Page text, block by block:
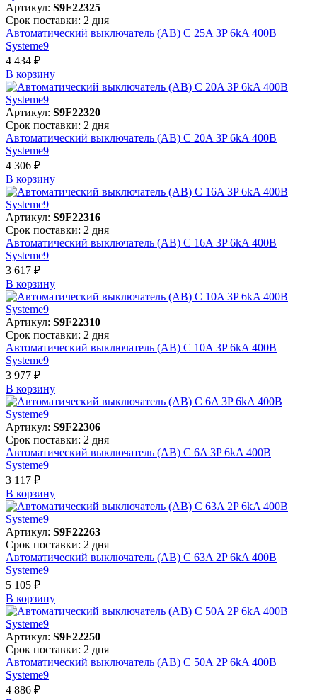
Артикул: S9F22325
Срок поставки: 2 дня
Автоматический выключатель (АВ) C 25A 3P 6kA 400В
Systeme9
4 434 ₽
В корзинy
Артикул: S9F22320
Срок поставки: 2 дня
Автоматический выключатель (АВ) C 20A 3P 6kA 400В
Systeme9
4 306 ₽
В корзинy
Артикул: S9F22316
Срок поставки: 2 дня
Автоматический выключатель (АВ) C 16A 3P 6kA 400В
Systeme9
3 617 ₽
В корзинy
Артикул: S9F22310
Срок поставки: 2 дня
Автоматический выключатель (АВ) C 10A 3P 6kA 400В
Systeme9
3 977 ₽
В корзинy
Артикул: S9F22306
Срок поставки: 2 дня
Автоматический выключатель (АВ) C 6A 3P 6kA 400В
Systeme9
3 117 ₽
В корзинy
Артикул: S9F22263
Срок поставки: 2 дня
Автоматический выключатель (АВ) C 63A 2P 6kA 400В
Systeme9
5 105 ₽
В корзинy
Артикул: S9F22250
Срок поставки: 2 дня
Автоматический выключатель (АВ) C 50A 2P 6kA 400В
Systeme9
4 886 ₽